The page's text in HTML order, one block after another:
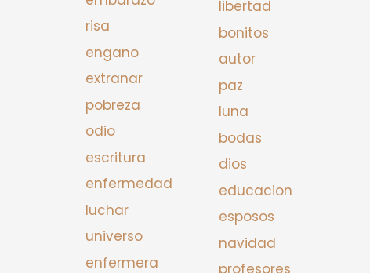
risa
engano
extranar
pobreza
odio
escritura
enfermedad
luchar
universo
enfermera
libertad
bonitos
autor
paz
luna
bodas
dios
educacion
esposos
navidad
profesores